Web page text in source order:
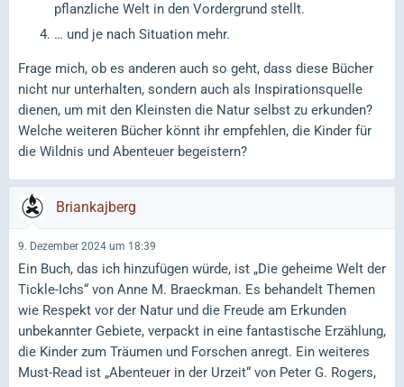
pflanzliche Welt in den Vordergrund stellt.
… und je nach Situation mehr.
Frage mich, ob es anderen auch so geht, dass diese Bücher
nicht nur unterhalten, sondern auch als Inspirationsquelle
dienen, um mit den Kleinsten die Natur selbst zu erkunden?
Welche weiteren Bücher könnt ihr empfehlen, die Kinder für
die Wildnis und Abenteuer begeistern?
Briankajberg
9. Dezember 2024 um 18:39
Ein Buch, das ich hinzufügen würde, ist „Die geheime Welt der
Tickle-Ichs“ von Anne M. Braeckman. Es behandelt Themen
wie Respekt vor der Natur und die Freude am Erkunden
unbekannter Gebiete, verpackt in eine fantastische Erzählung,
die Kinder zum Träumen und Forschen anregt. Ein weiteres
Must-Read ist „Abenteuer in der Urzeit“ von Peter G. Rogers,